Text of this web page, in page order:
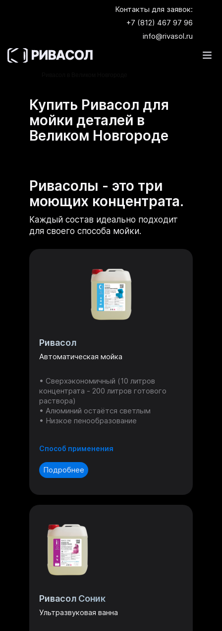
Контакты для заявок:
+7 (812) 467 97 96
info@rivasol.ru
Купить Ривасол для
мойки деталей в
Великом Новгороде
Ривасолы - это три
моющих концентрата.
Каждый состав идеально подходит
для своего способа мойки.
Ривасол
Автоматическая мойка
Сверхэкономичный (10 литров
концентрата - 200 литров готового
раствора)
Алюминий остаётся светлым
Низкое пенообразование
Способ применения
Подробнее
Ривасол Соник
Ультразвуковая ванна